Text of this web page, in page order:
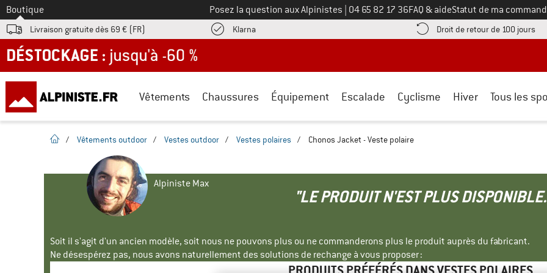
Vers le
Boutique Posez la question aux Alpinistes Appelez-nous au
04 65 82 17 36FAQ & aideStatut de ma
Livraison gratuite dès 69 € (FR) KlarnaTrouve les informations de paiement ici ! Ouvre une boîte d'information
Droit de retour de 100 jours
DÉSTOCKAGE : jusqu'à -60 %
Vêtements Chaussures Équipement Escalade Cyclisme Hiver Tous les
Page d'accueil
/ Vêtements outdoor / Vestes outdoor / Vestes polaires / Chonos Jacket - Veste polaire
Alpiniste Max
"LE PRODUIT N'EST PLUS
Soit il s'agit d'un ancien modèle, soit nous ne pouvons plus ou ne commanderons plus le produit auprès du fabricant.
Ne désespérez pas, nous avons naturellement des solutions de rechange à vous proposer :